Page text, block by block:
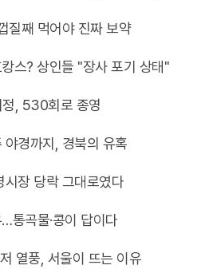
질째 먹어야 진짜 보약
스? 상인들 "장사 포기 상태"
, 530회로 종영
경까지, 경북의 유혹
장 당락 그대로였다
통곡물·콩이 답이다
열풍, 서울이 뜨는 이유